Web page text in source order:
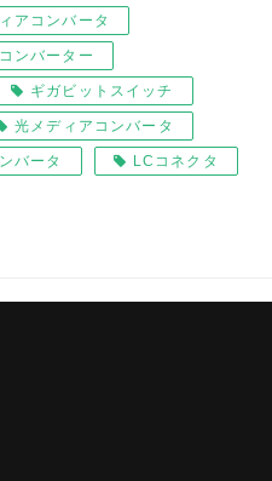
アコンバータ
ンバーター
ギガビットスイッチ
光メディアコンバータ
バータ LCコネクタ